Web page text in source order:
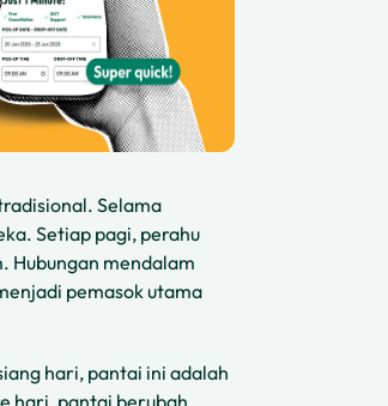
Selama
Setiap pagi, perahu
Hubungan mendalam
pemasok utama
hari, pantai ini adalah
hari, pantai berubah